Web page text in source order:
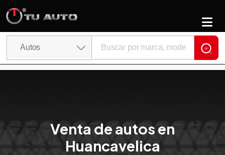
Venta de autos en
Huancavelica